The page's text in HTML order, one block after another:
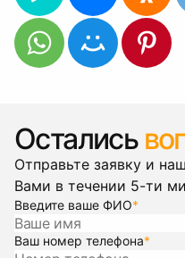
Остались
Отправьте заявку и
Вами в течении 5-ти
Введите ваше ФИО*
Ваш номер телефона*